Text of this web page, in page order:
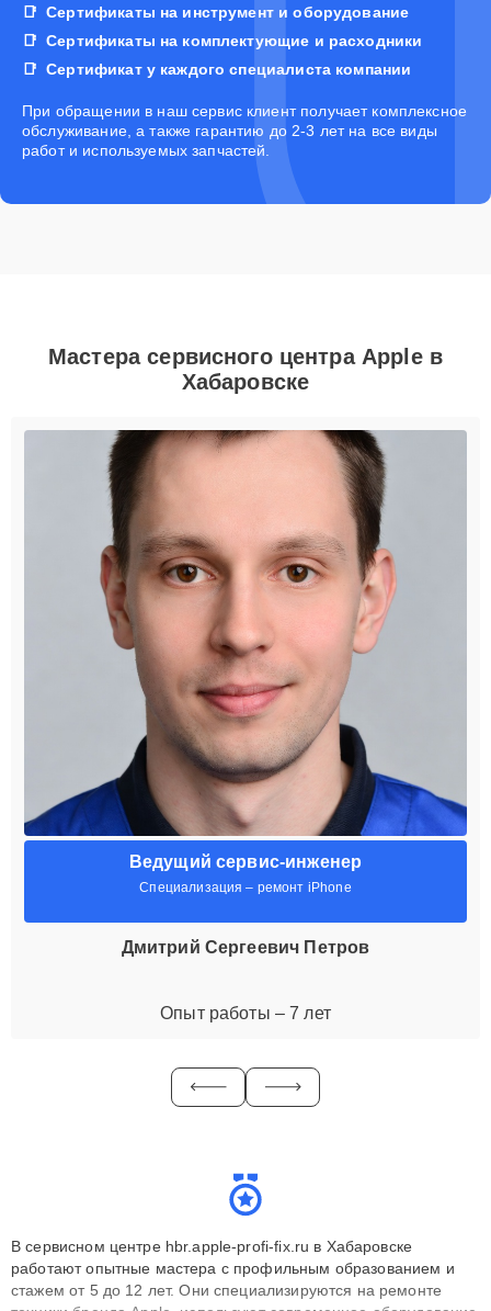
Сертификаты на инструмент и оборудование
Сертификаты на комплектующие и расходники
Сертификат у каждого специалиста компании
При обращении в наш сервис клиент получает комплексное
обслуживание, а также гарантию до 2-3 лет на все виды
работ и используемых запчастей.
Мастера сервисного центра Apple в
Хабаровске
Ведущий сервис-инженер
Специализация – ремонт iPhone
Дмитрий Сергеевич Петров
Опыт работы – 7 лет
В сервисном центре hbr.apple-profi-fix.ru в Хабаровске
работают опытные мастера с профильным образованием и
стажем от 5 до 12 лет. Они специализируются на ремонте